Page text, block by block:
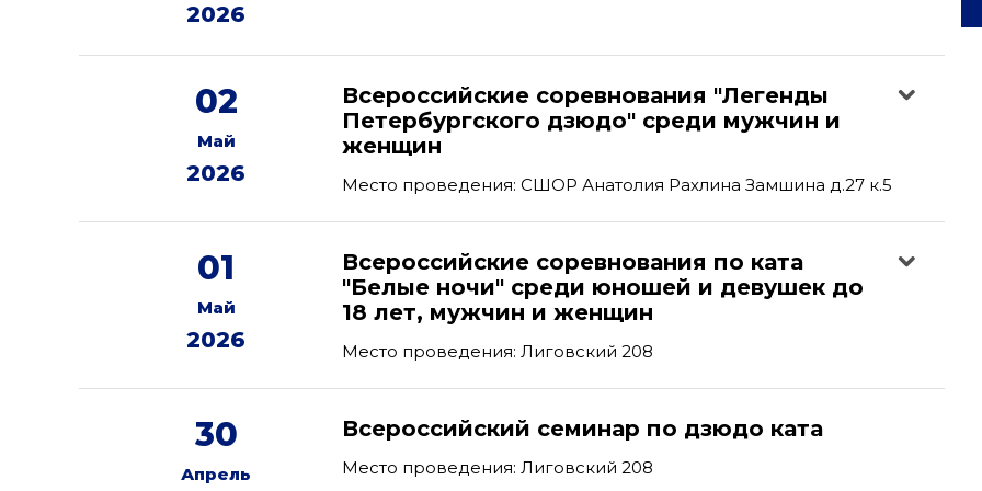
2026
02
Май
2026
Всероссийские соревнования "Легенды
Петербургского дзюдо" среди мужчин и
женщин
Место проведения: СШОР Анатолия Рахлина Замшина д.27 к.5
01
Май
2026
Всероссийские соревнования по ката
"Белые ночи" среди юношей и девушек до
18 лет, мужчин и женщин
Место проведения: Лиговский 208
30
Апрель
Всероссийский семинар по дзюдо ката
Место проведения: Лиговский 208